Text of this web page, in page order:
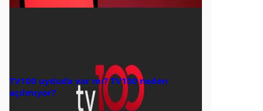
TV100 uyduda var mı? TV100 neden
açılmıyor?